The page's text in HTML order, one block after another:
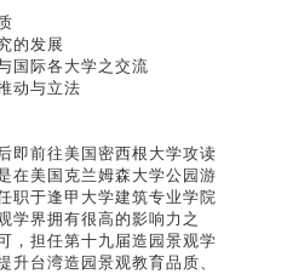
的发展
国际各大学之交流
动与立法
即前往美国密西根大学攻读
在美国克兰姆森大学公园游
职于逢甲大学建筑专业学院
学界拥有很高的影响力之
，担任第十九届造园景观学
升台湾造园景观教育品质、